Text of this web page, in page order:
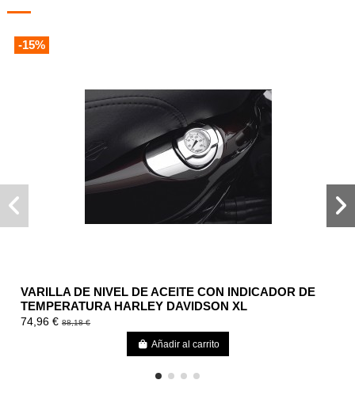
-15%
VARILLA DE NIVEL DE ACEITE CON INDICADOR DE
TEMPERATURA HARLEY DAVIDSON XL
74,96 €88,18 €
Añadir al carrito